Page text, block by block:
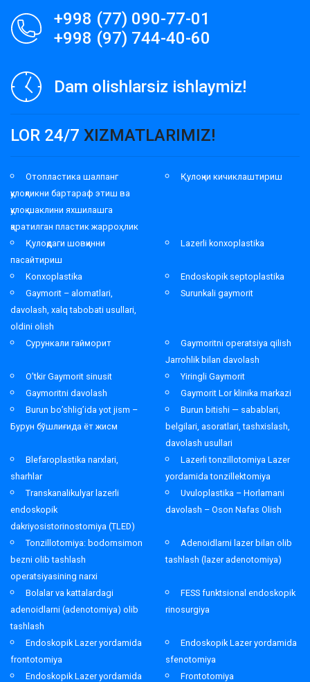
+998 (77) 090-77-01
+998 (97) 744-40-60
Dam olishlarsiz ishlaymiz!
LOR 24/7 XIZMATLARIMIZ!
Отопластика шалпанг
қулоқликни бартараф этиш ва
қулоқ шаклини яхшилашга
қаратилган пластик жарроҳлик
Қулоқни кичиклаштириш
Қулоқдаги шовқинни
пасайтириш
Lazerli konxoplastika
Konxoplastika
Endoskopik septoplastika
Gaymorit – alomatlari,
davolash, xalq tabobati usullari,
oldini olish
Surunkali gaymorit
Сурункали гайморит
Gaymoritni operatsiya qilish
Jarrohlik bilan davolash
O’tkir Gaymorit sinusit
Yiringli Gaymorit
Gaymoritni davolash
Gaymorit Lor klinika markazi
Burun bo’shlig’ida yot jism –
Бурун бўшлиғида ёт жисм
Burun bitishi — sabablari,
belgilari, asoratlari, tashxislash,
davolash usullari
Blefaroplastika narxlari,
sharhlar
Lazerli tonzillotomiya Lazer
yordamida tonzillektomiya
Transkanalikulyar lazerli
endoskopik
dakriyosistorinostomiya (TLED)
Uvuloplastika – Horlamani
davolash – Oson Nafas Olish
Tonzillotomiya: bodomsimon
bezni olib tashlash
operatsiyasining narxi
Adenoidlarni lazer bilan olib
tashlash (lazer adenotomiya)
Bolalar va kattalardagi
adenoidlarni (adenotomiya) olib
tashlash
FESS funktsional endoskopik
rinosurgiya
Endoskopik Lazer yordamida
frontotomiya
Endoskopik Lazer yordamida
sfenotomiya
Endoskopik Lazer yordamida
Frontotomiya